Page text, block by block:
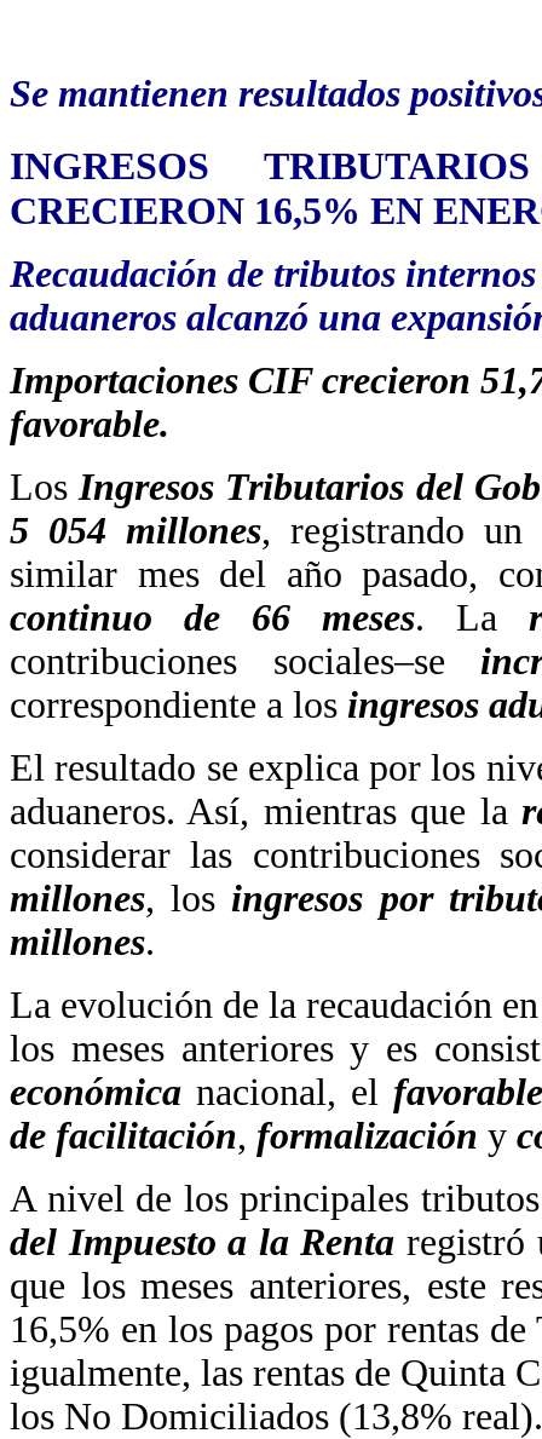
Se mantienen resultados
INGRESOS
CRECIERON 16,5% EN
Recaudación de tributos
aduaneros alcanzó una
Importaciones CIF crecieron
favorable.
LosIngresos Tributarios del
5 054 millones, registrando un
similar mes del año pasado,
continuo de 66 meses. La
contribuciones sociales–se
correspondiente a los ingresos
El resultado se explica por los
aduaneros. Así, mientras que la
considerar las contribuciones
millones, losingresos por
millones.
La evolución de la recaudación
los meses anteriores y es
económica nacional, el
de facilitación, formalización y
A nivel de los principales
del Impuesto a la Renta
que los meses anteriores, este
16,5% en los pagos por rentas
igualmente, las rentas de Quinta
los No Domiciliados (13,8% real).